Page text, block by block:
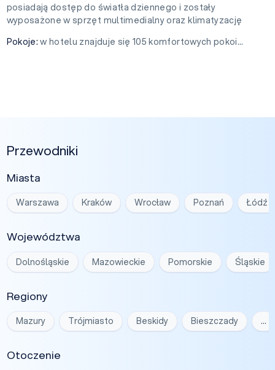
posiadają dostęp do światła dziennego i zostały
wyposażone w sprzęt multimedialny oraz klimatyzację
Pokoje:w hotelu znajduje się 105 komfortowych pokoi...
Przewodniki
Miasta
Warszawa Kraków Wrocław Poznań Łódź
Województwa
Dolnośląskie Mazowieckie Pomorskie Śląskie
Regiony
Mazury Trójmiasto Beskidy Bieszczady …
Otoczenie